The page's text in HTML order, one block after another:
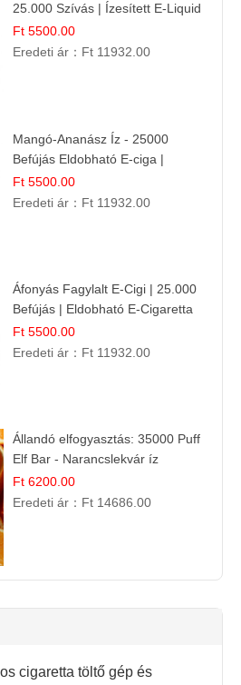
25.000 Szívás | Ízesített E-Liquid
Ft 5500.00
Eredeti ár： Ft 11932.00
Mangó-Ananász Íz - 25000
Befújás Eldobható E-ciga |
Trópusi Gyümölcs Élmény!
Ft 5500.00
Eredeti ár： Ft 11932.00
Áfonyás Fagylalt E-Cigi | 25.000
Befújás | Eldobható E-Cigaretta
Ft 5500.00
Eredeti ár： Ft 11932.00
Állandó elfogyasztás: 35000 Puff
Elf Bar - Narancslekvár íz
Ft 6200.00
Eredeti ár： Ft 14686.00
cigaretta töltő gép és